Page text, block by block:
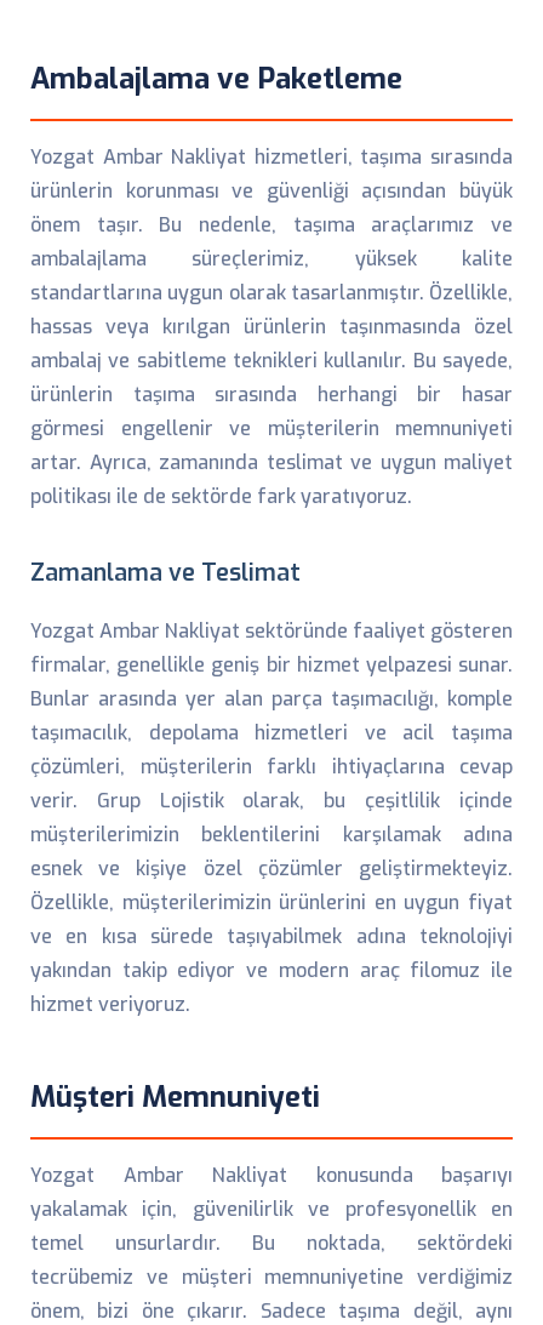
Ambalajlama ve Paketleme
Yozgat Ambar Nakliyat hizmetleri, taşıma sırasında
ürünlerin korunması ve güvenliği açısından büyük
önem taşır. Bu nedenle, taşıma araçlarımız ve
ambalajlama süreçlerimiz, yüksek kalite
standartlarına uygun olarak tasarlanmıştır. Özellikle,
hassas veya kırılgan ürünlerin taşınmasında özel
ambalaj ve sabitleme teknikleri kullanılır. Bu sayede,
ürünlerin taşıma sırasında herhangi bir hasar
görmesi engellenir ve müşterilerin memnuniyeti
artar. Ayrıca, zamanında teslimat ve uygun maliyet
politikası ile de sektörde fark yaratıyoruz.
Zamanlama ve Teslimat
Yozgat Ambar Nakliyat sektöründe faaliyet gösteren
firmalar, genellikle geniş bir hizmet yelpazesi sunar.
Bunlar arasında yer alan parça taşımacılığı, komple
taşımacılık, depolama hizmetleri ve acil taşıma
çözümleri, müşterilerin farklı ihtiyaçlarına cevap
verir. Grup Lojistik olarak, bu çeşitlilik içinde
müşterilerimizin beklentilerini karşılamak adına
esnek ve kişiye özel çözümler geliştirmekteyiz.
Özellikle, müşterilerimizin ürünlerini en uygun fiyat
ve en kısa sürede taşıyabilmek adına teknolojiyi
yakından takip ediyor ve modern araç filomuz ile
hizmet veriyoruz.
Müşteri Memnuniyeti
Yozgat Ambar Nakliyat konusunda başarıyı
yakalamak için, güvenilirlik ve profesyonellik en
temel unsurlardır. Bu noktada, sektördeki
tecrübemiz ve müşteri memnuniyetine verdiğimiz
önem, bizi öne çıkarır. Sadece taşıma değil, aynı